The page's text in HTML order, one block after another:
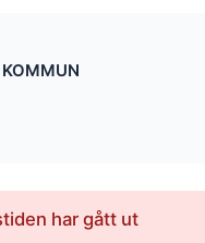
har gått ut